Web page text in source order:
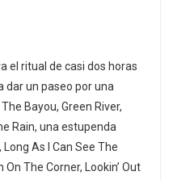
el ritual de casi dos horas
dar un paseo por una
Bayou, Green River,
Rain, una estupenda
As I Can See The
On The Corner, Lookin’ Out